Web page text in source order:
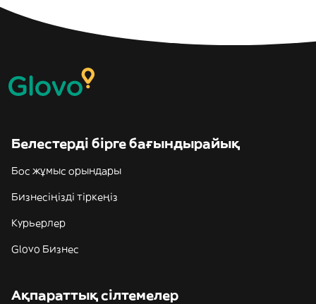
Белестерді бірге бағындырайық
Бос жұмыс орындары
Бизнесіңізді тіркеңіз
Курьерлер
Glovo Бизнес
Ақпараттық сілтемелер